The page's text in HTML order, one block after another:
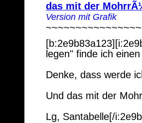
das mit der
Version mit Grafik
legen" finde ich
Denke, dass werde
Und das mit der
Lg, Santabelle[/